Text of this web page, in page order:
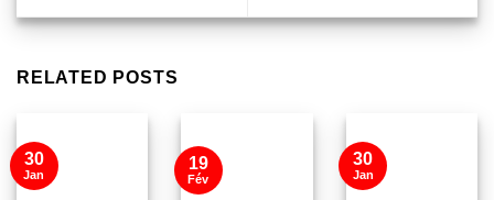
RELATED POSTS
30
Jan
19
Fév
30
Jan